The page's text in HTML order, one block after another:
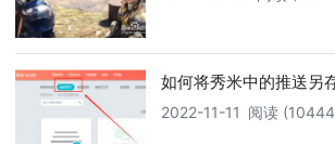
如何将秀米中的推送另
2022-11-11 阅读